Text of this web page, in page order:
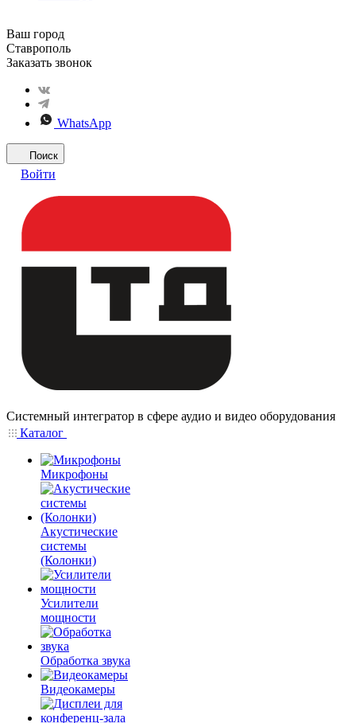
Ваш город
Ставрополь
Заказать звонок
WhatsApp
Поиск
Войти
Системный интегратор в сфере аудио и видео оборудования
Каталог
Микрофоны
Акустические
системы
(Колонки)
Усилители
мощности
Обработка звука
Видеокамеры